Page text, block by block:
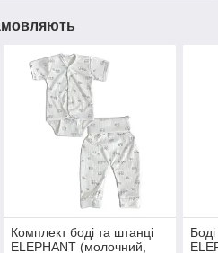
Комплект боді та штанці
ELEPHANT (молочний,